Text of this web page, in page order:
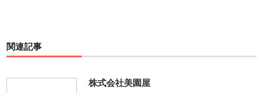
関連記事
株式会社美園屋